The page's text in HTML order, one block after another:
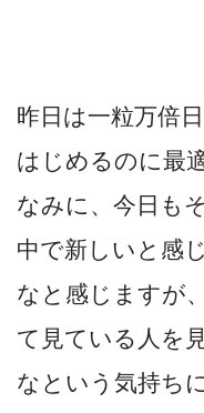
昨日は一粒万倍
はじめるのに最
なみに、今日も
中で新しいと感
なと感じますが
て見ている人を
なという気持ち